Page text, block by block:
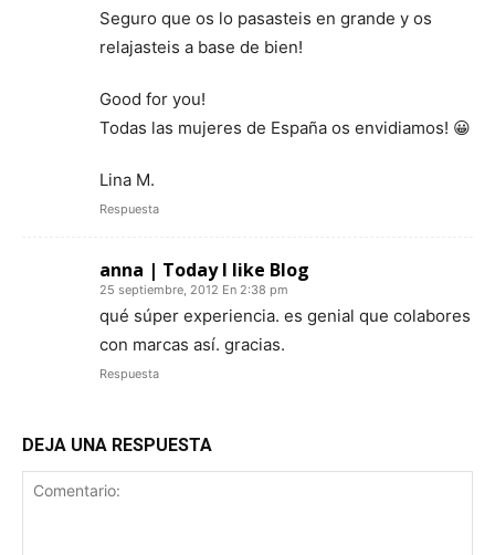
Seguro que os lo pasasteis en grande y os
relajasteis a base de bien!
Good for you!
Todas las mujeres de España os envidiamos! 😀
Lina M.
Respuesta
anna | Today I like Blog
25 septiembre, 2012 En 2:38 pm
qué súper experiencia. es genial que colabores
con marcas así. gracias.
Respuesta
DEJA UNA RESPUESTA